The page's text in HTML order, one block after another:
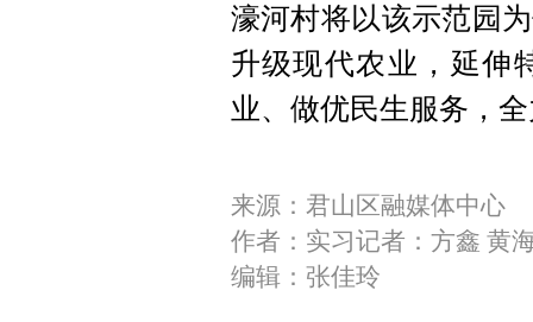
濠河村将以该示范园
升级现代农业，延伸
业、做优民生服务，
来源：君山区融媒体中心
作者：实习记者：方鑫 黄
编辑：张佳玲